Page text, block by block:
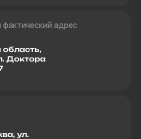
адрес
область,
Доктора
ул.